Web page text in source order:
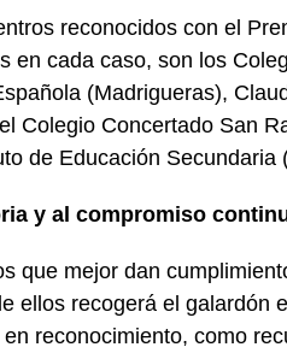
reconocidos con el
en cada caso, son los
(Madrigueras),
Colegio Concertado San
de Educación Secundaria
y al compromiso
que mejor dan
ellos recogerá el galardón
reconocimiento, como